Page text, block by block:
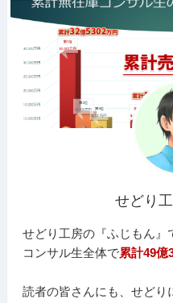
せどり
せどり工房の『ふじもん』
コンサル生全体で累計49億
読者の皆さんにも、せどり